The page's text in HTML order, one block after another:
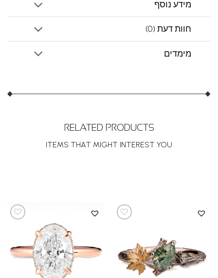
מידע נוסף
חוות דעת (0)
מימדים
RELATED PRODUCTS
ITEMS THAT MIGHT INTEREST YOU